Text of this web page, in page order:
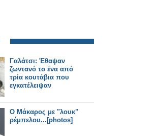
Γαλάτσι: Έθαψαν
ζωντανό το ένα από
τρία κουτάβια που
εγκατέλειψαν
O Mάκαρος με "λουκ"
ρέμπελου...[photos]